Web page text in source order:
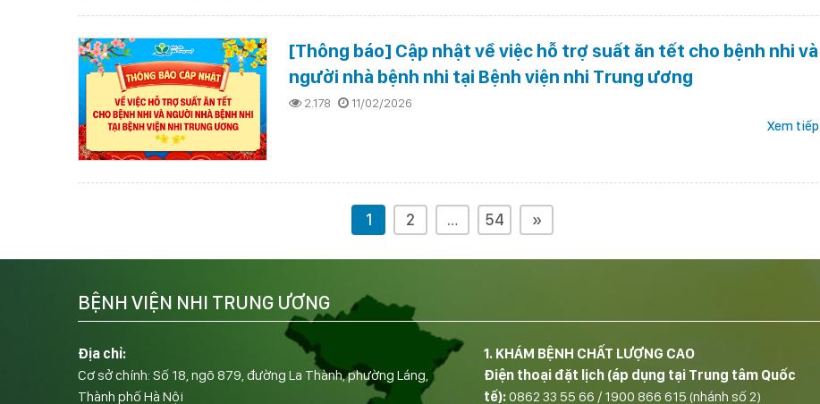
[Thông báo] Cập nhật về việc hỗ trợ suất ăn tết cho bệnh nhi và
người nhà bệnh nhi tại Bệnh viện nhi Trung ương
2.178 11/02/2026
Xem tiếp
1 2 … 54 »
Địa chỉ:
Cơ sở chính: Số 18, ngõ 879, đường La Thành, phường Láng,
Thành phố Hà Nội
1. KHÁM BỆNH CHẤT LƯỢNG CAO
Điện thoại đặt lịch (áp dụng tại Trung tâm Quốc
tế):0862 33 55 66 / 1900 866 615 (nhánh số 2)
BỆNH VIỆN NHI TRUNG ƯƠNG